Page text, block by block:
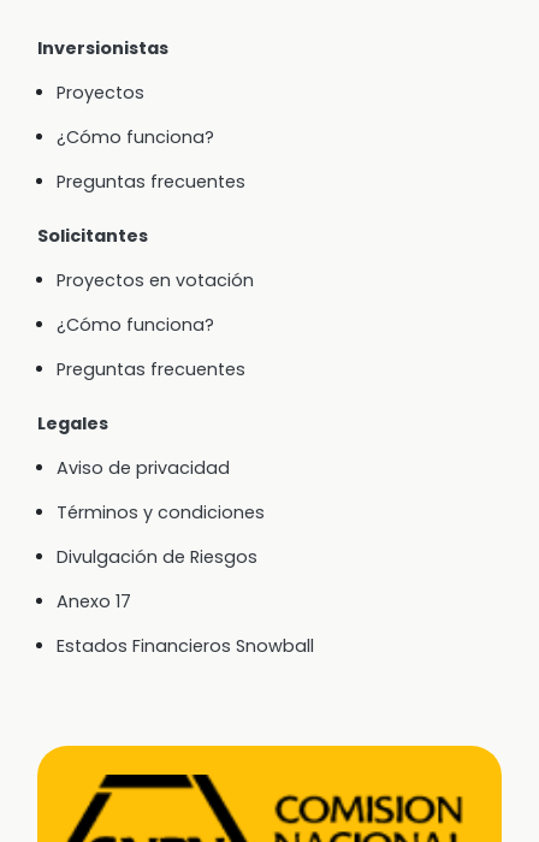
Inversionistas
Proyectos
¿Cómo funciona?
Preguntas frecuentes
Solicitantes
Proyectos en votación
¿Cómo funciona?
Preguntas frecuentes
Legales
Aviso de privacidad
Términos y condiciones
Divulgación de Riesgos
Anexo 17
Estados Financieros Snowball